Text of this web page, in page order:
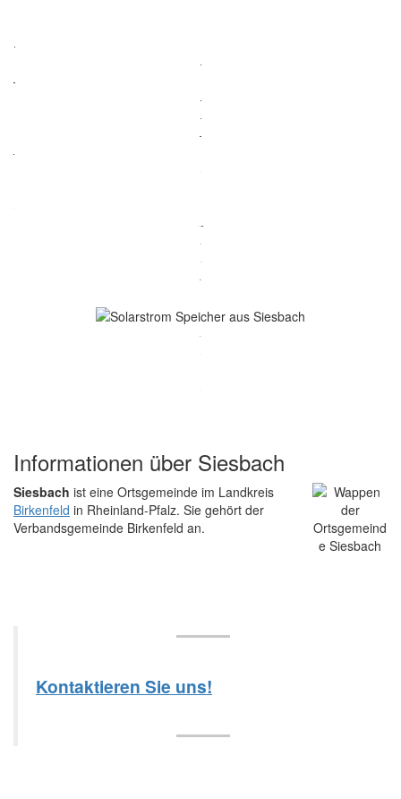
Informationen über Siesbach
Siesbach ist eine Ortsgemeinde im Landkreis
Birkenfeld in Rheinland-Pfalz. Sie gehört der
Verbandsgemeinde Birkenfeld an.
Kontaktieren Sie uns!